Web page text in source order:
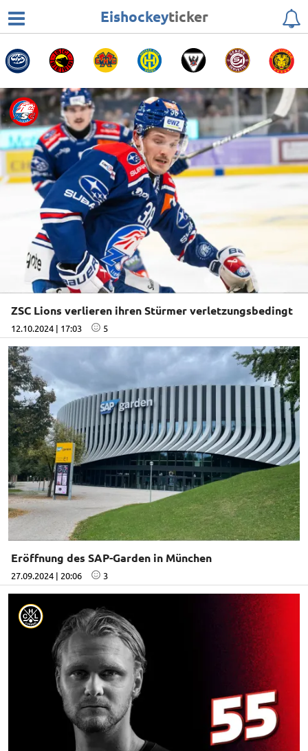
Eishockeyticker
ZSC Lions verlieren ihren Stürmer verletzungsbedingt
12.10.2024 | 17:03 5
Eröffnung des SAP-Garden in München
27.09.2024 | 20:06 3